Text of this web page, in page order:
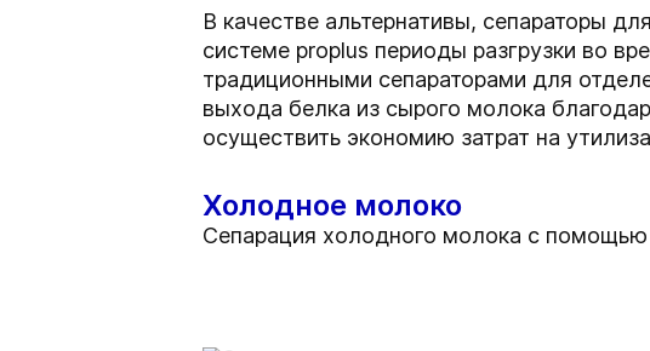
В качестве альтернативы, сепараторы
системе proplus периоды разгрузки во
традиционными сепараторами для
выхода белка из сырого молока
осуществить экономию затрат на
Холодное молоко
Сепарация холодного молока с помощью